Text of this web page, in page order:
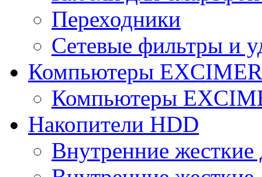
Переходники
Сетевые фильтры и
Компьютеры
Компьютеры
Накопители HDD
Внутренние